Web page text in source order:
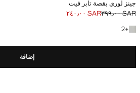
جينز لوري بقصة تابر فيت
السعر الأول محذوف [SAR ٣٩٩٫٠٠ ]
SAR ٣٩٩٫٠٠
السعر الحالي [SAR ٢٤٠٫٠٠ ]SAR ٢٤٠٫٠٠
+
2+2 المزيد من الألوان
إضافة